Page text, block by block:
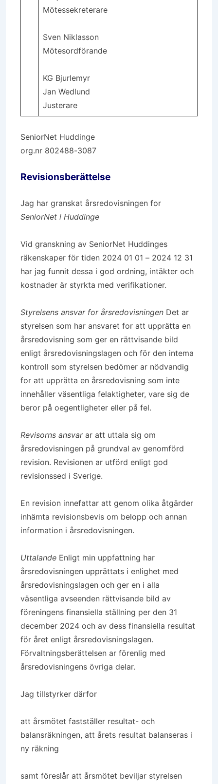
Mötessekreterare
Sven Niklasson
Mötesordförande
KG Bjurlemyr
Jan Wedlund
Justerare
SeniorNet Huddinge
org.nr 802488-3087
Revisionsberättelse
Jag har granskat årsredovisningen for
SeniorNet i Huddinge
Vid granskning av SeniorNet Huddinges
räkenskaper för tiden 2024 01 01 – 2024 12 31
har jag funnit dessa i god ordning, intäkter och
kostnader är styrkta med verifikationer.
Styrelsens ansvar for årsredovisningen Det ar
styrelsen som har ansvaret for att upprätta en
årsredovisning som ger en rättvisande bild
enligt årsredovisningslagen och för den intema
kontroll som styrelsen bedömer ar nödvandig
for att upprätta en årsredovisning som inte
innehåller väsentliga felaktigheter, vare sig de
beror på oegentligheter eller på fel.
Revisorns ansvar ar att uttala sig om
årsredovisningen på grundval av genomförd
revision. Revisionen ar utförd enligt god
revisionssed i Sverige.
En revision innefattar att genom olika åtgärder
inhämta revisionsbevis om belopp och annan
information i årsredovisningen.
Uttalande Enligt min uppfattning har
årsredovisningen upprättats i enlighet med
årsredovisningslagen och ger en i alla
väsentliga avseenden rättvisande bild av
föreningens finansiella ställning per den 31
december 2024 och av dess finansiella resultat
för året enligt årsredovisningslagen.
Förvaltningsberättelsen ar förenlig med
årsredovisningens övriga delar.
Jag tillstyrker därfor
att årsmötet fastställer resultat- och
balansräkningen, att årets resultat balanseras i
ny räkning
samt föreslår att årsmötet beviljar styrelsen